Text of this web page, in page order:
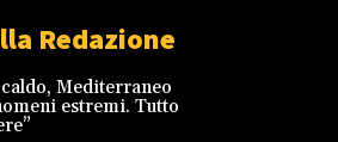
Redazione
Mediterraneo
estremi. Tutto